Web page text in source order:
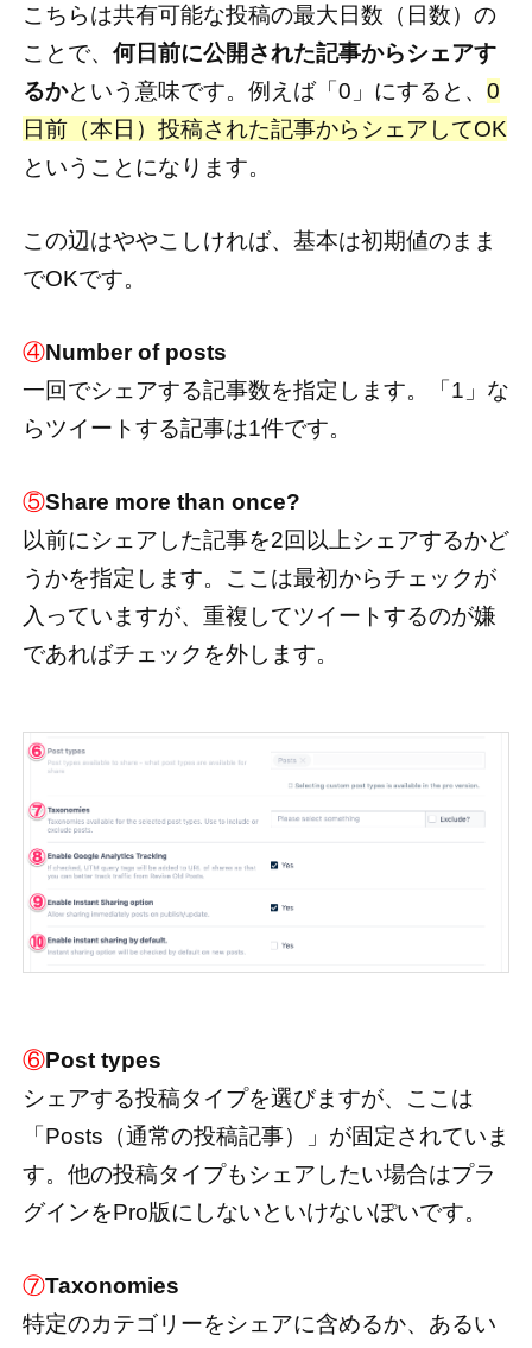
こちらは共有可能な投稿の最大日数（日数）の
ことで、 何日前に公開された記事からシェアす
るかという意味です。例えば「0」にすると、 0
日前（本日）投稿された記事からシェアしてOK
ということになります。
この辺はややこしければ、基本は初期値のまま
でOKです。
④Number of posts
一回でシェアする記事数を指定します。「1」な
らツイートする記事は1件です。
⑤Share more than once?
以前にシェアした記事を2回以上シェアするかど
うかを指定します。ここは最初からチェックが
入っていますが、重複してツイートするのが嫌
であればチェックを外します。
⑥Post types
シェアする投稿タイプを選びますが、ここは
「Posts（通常の投稿記事）」が固定されていま
す。他の投稿タイプもシェアしたい場合はプラ
グインをPro版にしないといけないぽいです。
⑦Taxonomies
特定のカテゴリーをシェアに含めるか、あるい